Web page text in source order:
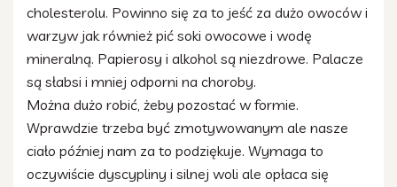
cholesterolu. Powinno się za to jeść za dużo owoców i
warzyw jak również pić soki owocowe i wodę
mineralną. Papierosy i alkohol są niezdrowe. Palacze
są słabsi i mniej odporni na choroby.
Można dużo robić, żeby pozostać w formie.
Wprawdzie trzeba być zmotywowanym ale nasze
ciało później nam za to podziękuje. Wymaga to
oczywiście dyscypliny i silnej woli ale opłaca się